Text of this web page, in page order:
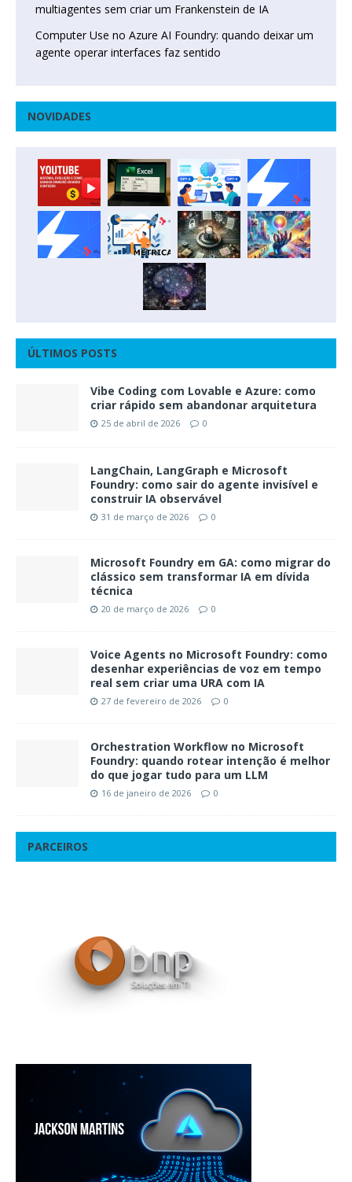
multiagentes sem criar um Frankenstein de IA
Computer Use no Azure AI Foundry: quando deixar um
agente operar interfaces faz sentido
NOVIDADES
ÚLTIMOS POSTS
Vibe Coding com Lovable e Azure: como
criar rápido sem abandonar arquitetura
25 de abril de 2026 0
LangChain, LangGraph e Microsoft
Foundry: como sair do agente invisível e
construir IA observável
31 de março de 2026 0
Microsoft Foundry em GA: como migrar do
clássico sem transformar IA em dívida
técnica
20 de março de 2026 0
Voice Agents no Microsoft Foundry: como
desenhar experiências de voz em tempo
real sem criar uma URA com IA
27 de fevereiro de 2026 0
Orchestration Workflow no Microsoft
Foundry: quando rotear intenção é melhor
do que jogar tudo para um LLM
16 de janeiro de 2026 0
PARCEIROS